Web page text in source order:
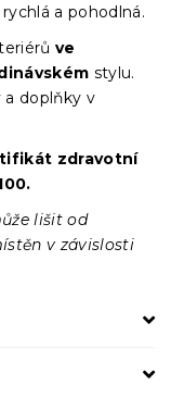
a pohodlná.
ve
stylu.
a doplňky v
zdravotní
lišit od
v závislosti